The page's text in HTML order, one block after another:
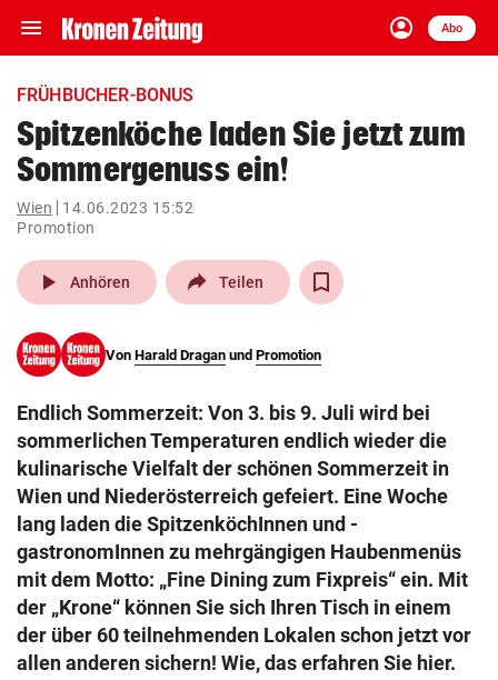
menu Navigation
ein-/ausklappen
account_circle
Anmelden
Abo
close Schließen
account_circle Anmelden
pin_drop
Wien
bookmark Merkliste
Suchbegriff
eingeben
© Krone Multimedia GmbH & Co KG 2026
Muthgasse 2, 1190 Wien
FRÜHBUCHER-BONUS
Spitzenköche laden Sie jetzt zum
Sommergenuss ein!
Wien
14.06.2023 15:52
Promotion
play_arrow Anhören Teilen
Von Harald Dragan und Promotion
Endlich Sommerzeit: Von 3. bis 9. Juli wird bei
sommerlichen Temperaturen endlich wieder die
kulinarische Vielfalt der schönen Sommerzeit in
Wien und Niederösterreich gefeiert. Eine Woche
lang laden die SpitzenköchInnen und -
gastronomInnen zu mehrgängigen Haubenmenüs
mit dem Motto: „Fine Dining zum Fixpreis“ ein. Mit
der „Krone“ können Sie sich Ihren Tisch in einem
der über 60 teilnehmenden Lokalen schon jetzt vor
allen anderen sichern! Wie, das erfahren Sie hier.